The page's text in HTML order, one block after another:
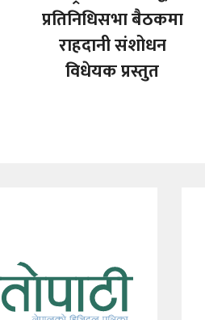
प्रतिनिधिसभा बैठकमा
राहदानी संशोधन
विधेयक प्रस्तुत